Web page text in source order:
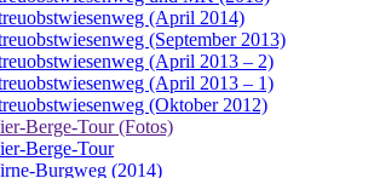
(April 2014)
(September 2013)
(April 2013 – 2)
(April 2013 – 1)
(Oktober 2012)
Berge-Tour (Fotos)
Berge-Tour
Burgweg (2014)